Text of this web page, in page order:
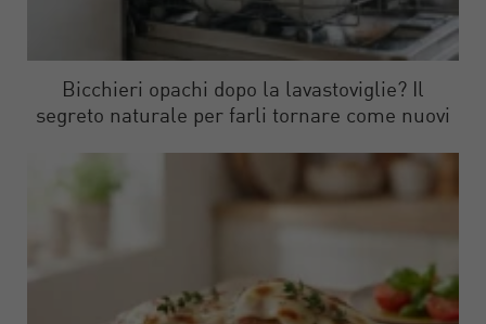
Bicchieri opachi dopo la lavastoviglie? Il
segreto naturale per farli tornare come nuovi